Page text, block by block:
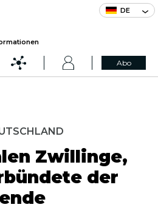
DE
Abo
Zwillinge,
der